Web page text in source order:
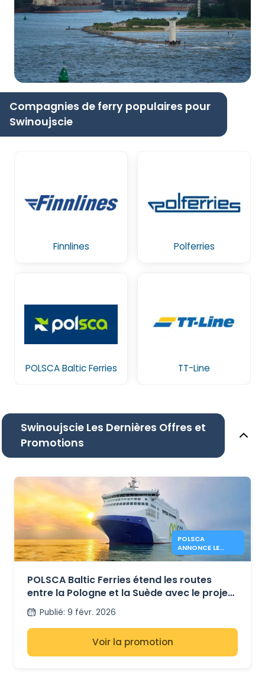
Compagnies de ferry populaires pour
Swinoujscie
Finnlines Polferries
POLSCA Baltic Ferries TT-Line
Swinoujscie Les Dernières Offres et
Promotions
POLSCA
ANNONCE LE
PROJET DE
– KARLSHAMN
POLSCA Baltic Ferries étend les routes
entre la Pologne et la Suède avec le projet
Gdańsk – Karlshamn
Publié: 9 févr. 2026
Voir la promotion